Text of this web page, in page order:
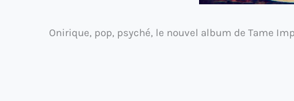
Onirique, pop, psyché, le nouvel album de Tame